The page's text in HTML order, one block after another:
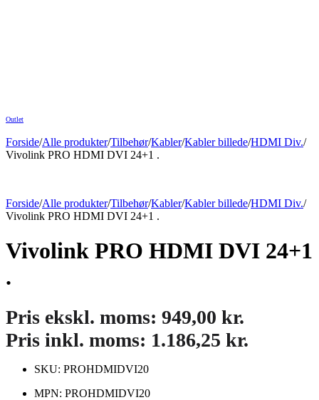
Outlet
Forside/Alle produkter/Tilbehør/Kabler/Kabler billede/HDMI Div./
Vivolink PRO HDMI DVI 24+1 .
Forside/Alle produkter/Tilbehør/Kabler/Kabler billede/HDMI Div./
Vivolink PRO HDMI DVI 24+1 .
Vivolink PRO HDMI DVI 24+1
.
Pris ekskl. moms: 949,00 kr.
Pris inkl. moms: 1.186,25 kr.
SKU: PROHDMIDVI20
MPN: PROHDMIDVI20